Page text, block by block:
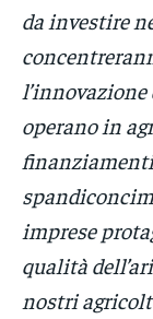
da investire
operano in
finanziamenti
imprese
qualità
nostri